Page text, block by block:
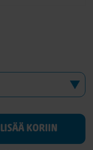
LISÄÄ KORIIN